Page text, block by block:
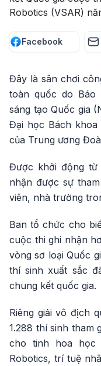
Robotics (VSAR)
Facebook
Đây là sân chơi
toàn quốc do Báo
sáng tạo Quốc gia
Đại học Bách
của Trung ương
Được khởi động từ
nhận được sự
viên, nhà trường
Ban tổ chức cho
cuộc thi ghi nhận
vòng sơ loại Quốc
thí sinh xuất sắc
chung kết quốc gia.
Riêng giải vô địch
1.288 thí sinh tham
cho tinh hoa học
Robotics, trí tuệ